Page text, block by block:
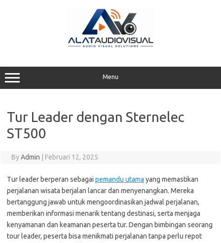
Menu
Tur Leader dengan Sternelec
ST500
ByAdmin Februari 12, 2025
Tur leader berperan sebagai pemandu utama yang memastikan
perjalanan wisata berjalan lancar dan menyenangkan. Mereka
bertanggung jawab untuk mengoordinasikan jadwal perjalanan,
memberikan informasi menarik tentang destinasi, serta menjaga
kenyamanan dan keamanan peserta tur. Dengan bimbingan seorang
tour leader, peserta bisa menikmati perjalanan tanpa perlu repot